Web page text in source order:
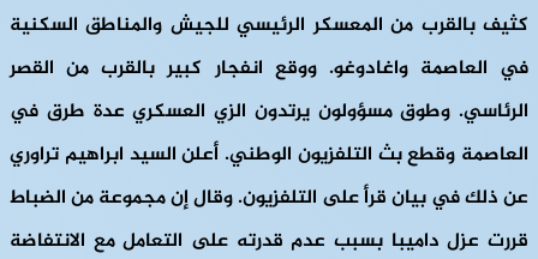
كثيف بالقرب من المعسكر الرئيسي للجيش والمناطق السكنية
في العاصمة واغادوغو. ووقع انفجار كبير بالقرب من القصر
الرئاسي. وطوق مسؤولون يرتدون الزي العسكري عدة طرق في
العاصمة وقطع بث التلفزيون الوطني. أعلن السيد ابراهيم تراوري
عن ذلك في بيان قرأ على التلفزيون. وقال إن مجموعة من الضباط
قررت عزل داميبا بسبب عدم قدرته على التعامل مع الانتفاضة